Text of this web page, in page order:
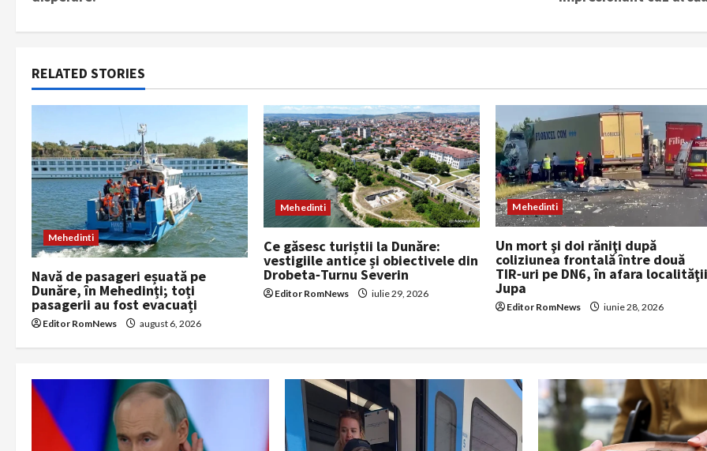
t
n
a
v
i
g
a
t
i
o
RELATED STORIES
Mehedinti
Navă de pasageri eșuată pe
Dunăre, în Mehedinți; toți
pasagerii au fost evacuați
Editor RomNews august 6, 2026
Mehedinti
Ce găsesc turiștii la Dunăre:
vestigiile antice și obiectivele din
Drobeta‑Turnu Severin
Editor RomNews iulie 29, 2026
Mehedinti
Un mort şi doi răniţi după
coliziunea frontală între două
TIR‑uri pe DN6, în afara
Jupa
Editor RomNews iunie 28, 2026